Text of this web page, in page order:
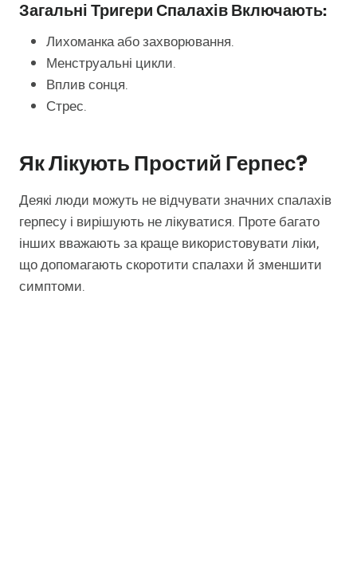
Загальні Тригери Спалахів Включають:
Лихоманка або захворювання.
Менструальні цикли.
Вплив сонця.
Стрес.
Як Лікують Простий Герпес?
Деякі люди можуть не відчувати значних спалахів
герпесу і вирішують не лікуватися. Проте багато
інших вважають за краще використовувати ліки,
що допомагають скоротити спалахи й зменшити
симптоми.